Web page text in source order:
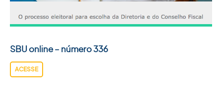
SBU online – número 336
ACESSE